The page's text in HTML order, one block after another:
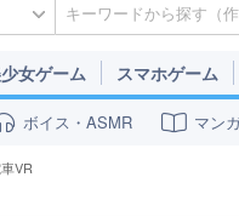
女ゲーム スマホゲーム
ボイス・ASMR マン
VR